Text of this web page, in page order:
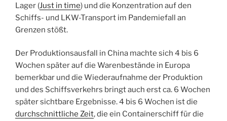
Lager (Just in time) und die Konzentration auf den
Schiffs- und LKW-Transport im Pandemiefall an
Grenzen stößt.
Der Produktionsausfall in China machte sich 4 bis 6
Wochen später auf die Warenbestände in Europa
bemerkbar und die Wiederaufnahme der Produktion
und des Schiffsverkehrs bringt auch erst ca. 6 Wochen
später sichtbare Ergebnisse. 4 bis 6 Wochen ist die
durchschnittliche Zeit, die ein Containerschiff für die